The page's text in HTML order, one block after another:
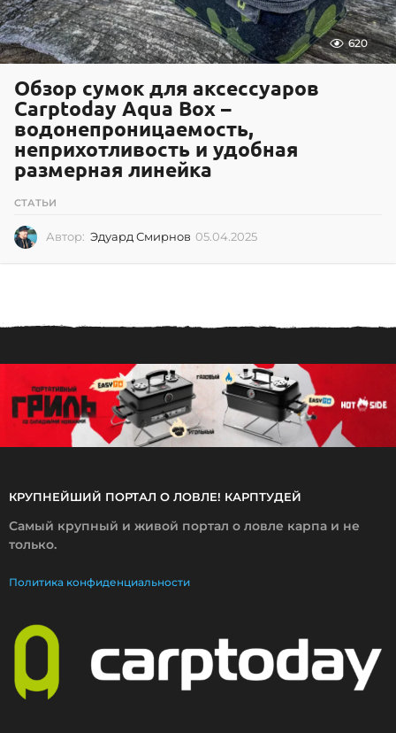
620
Обзор сумок для аксессуаров
Carptoday Aqua Box –
водонепроницаемость,
неприхотливость и удобная
размерная линейка
СТАТЬИ
Автор: Эдуард Смирнов 05.04.2025
2
5
КРУПНЕЙШИЙ ПОРТАЛ О ЛОВЛЕ! КАРПТУДЕЙ
Самый крупный и живой портал о ловле карпа и не
только.
Политика конфиденциальности